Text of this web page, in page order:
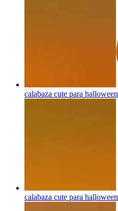
calabaza cute para halloween
calabaza cute para halloween